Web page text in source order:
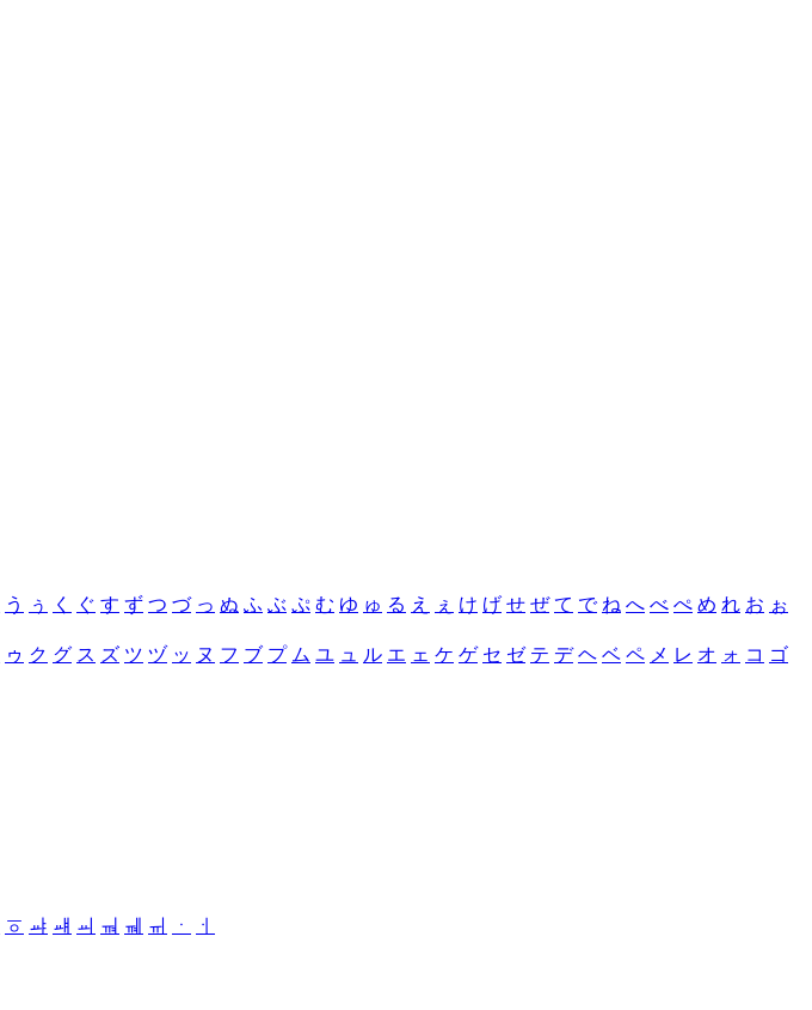
う ぅ く ぐ す ず つ づ っ ぬ ふ ぶ ぷ む ゆ ゅ る え ぇ け げ せ ぜ て で ね へ べ ぺ め れ お ぉ
ゥ ク グ ス ズ ツ ヅ ッ ヌ フ ブ プ ム ユ ュ ル エ ェ ケ ゲ セ ゼ テ デ ヘ ベ ペ メ レ オ ォ コ ゴ
ㆆ ㆇ ㆈ ㆉ ㆊ ㆋ ㆌ ㆍ
ㆎ